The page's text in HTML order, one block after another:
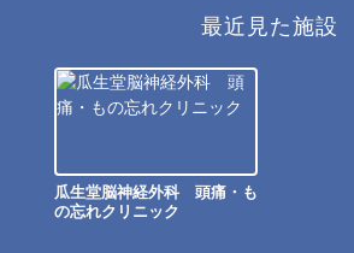
最近見た施設
瓜生堂脳神経外科 頭痛・も
の忘れクリニック